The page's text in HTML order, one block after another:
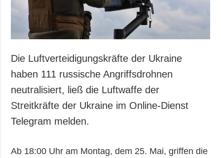
Die Luftverteidigungskräfte der Ukraine
haben 111 russische Angriffsdrohnen
neutralisiert, ließ die Luftwaffe der
Streitkräfte der Ukraine im Online-Dienst
Telegram melden.
Ab 18:00 Uhr am Montag, dem 25. Mai, griffen die